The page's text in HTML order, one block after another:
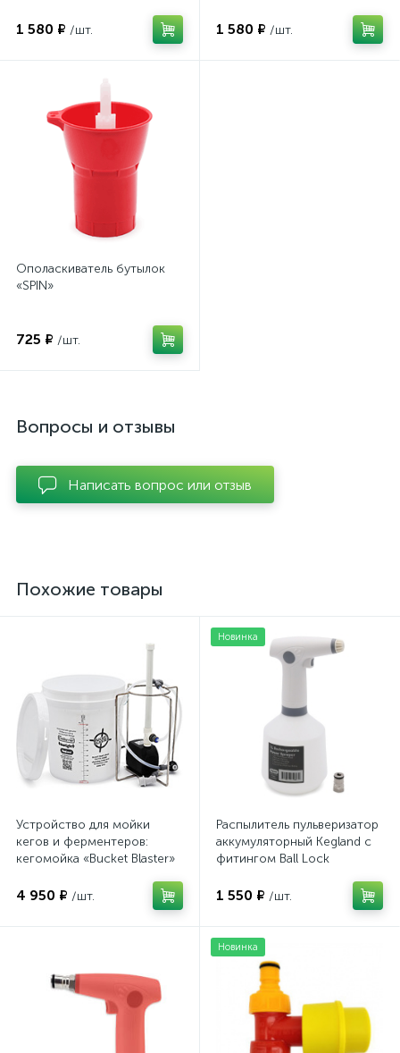
1 580 ₽ /шт. 1 580 ₽ /шт.
Ополаскиватель бутылок
«SPIN»
725 ₽ /шт.
Вопросы и отзывы
Написать вопрос или отзыв
Похожие товары
Устройство для мойки
кегов и ферментеров:
кегомойка «Bucket Blaster»
4 950 ₽ /шт.
Новинка
Распылитель пульверизатор
аккумуляторный Kegland с
фитингом Ball Lock
1 550 ₽ /шт.
Новинка